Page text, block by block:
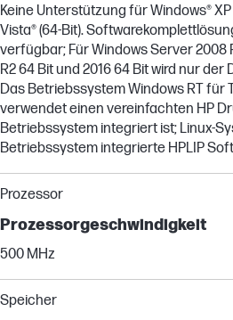
Keine Unterstützung für Windows®
Vista® (64-Bit).
verfügbar; Für Windows Server 2008
R2 64 Bit und 2016 64 Bit wird nur
Das Betriebssystem Windows RT für
verwendet einen vereinfachten HP
Betriebssystem integriert ist; Linux-
Betriebssystem integrierte HPLIP
Prozessor
Prozessorgeschwindigkeit
500 MHz
Speicher